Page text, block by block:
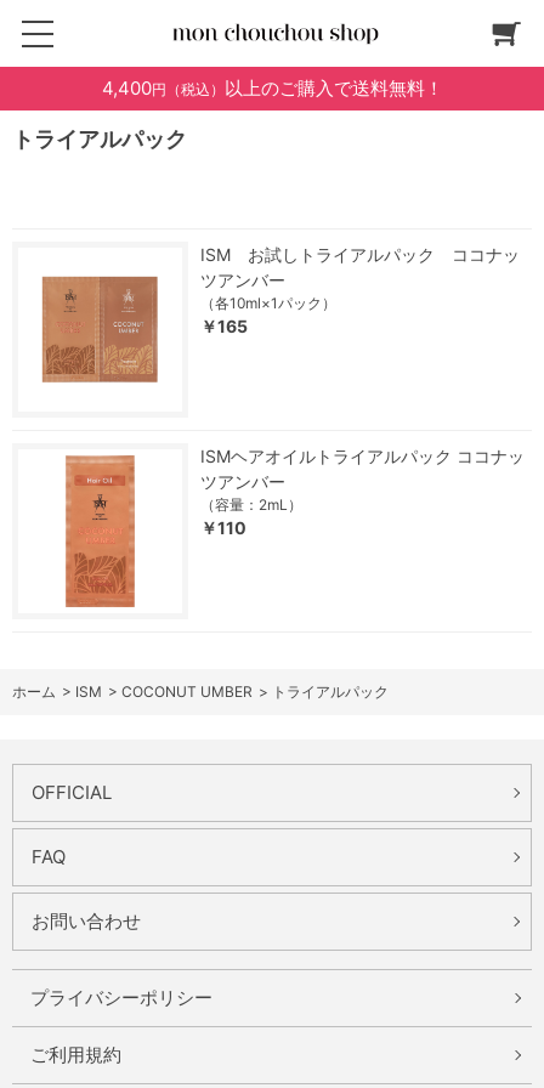
4,400円（税込） 以上のご購入で送料無料！
トライアルパック
ISM お試しトライアルパック ココナッ
ツアンバー
（各10ml×1パック）
￥165
ISMヘアオイルトライアルパック ココナッ
ツアンバー
（容量：2mL）
￥110
ホーム > ISM > COCONUT UMBER > トライアルパック
OFFICIAL
FAQ
お問い合わせ
プライバシーポリシー
ご利用規約